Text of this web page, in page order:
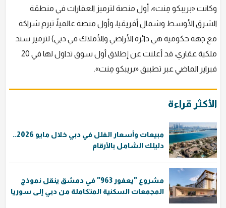
وكانت «بريبكو مِنت»، أول منصة لترميز العقارات في منطقة
الشرق الأوسط وشمال أفريقيا، وأول منصة عالمياً، تبرم شراكة
مع جهة حكومية هي دائرة الأراضي والأملاك في دبي) لترميز سند
ملكية عقاري، قد أعلنت عن إطلاق أول سوق تداول لها في 20
فبراير الماضي عبر تطبيق «بريبكو مِنت».
الأكثر قراءة
مبيعات وأسعار الفلل في دبي خلال مايو 2026..
دليلك الشامل بالأرقام
مشروع "يعفور 963" في دمشق ينقل نموذج
المجمعات السكنية المتكاملة من دبي إلى سوريا